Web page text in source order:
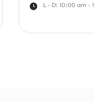
L - D: 10:00 am -